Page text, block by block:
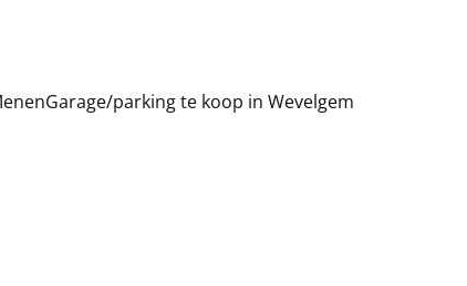
Garage/parking te koop in Wevelgem